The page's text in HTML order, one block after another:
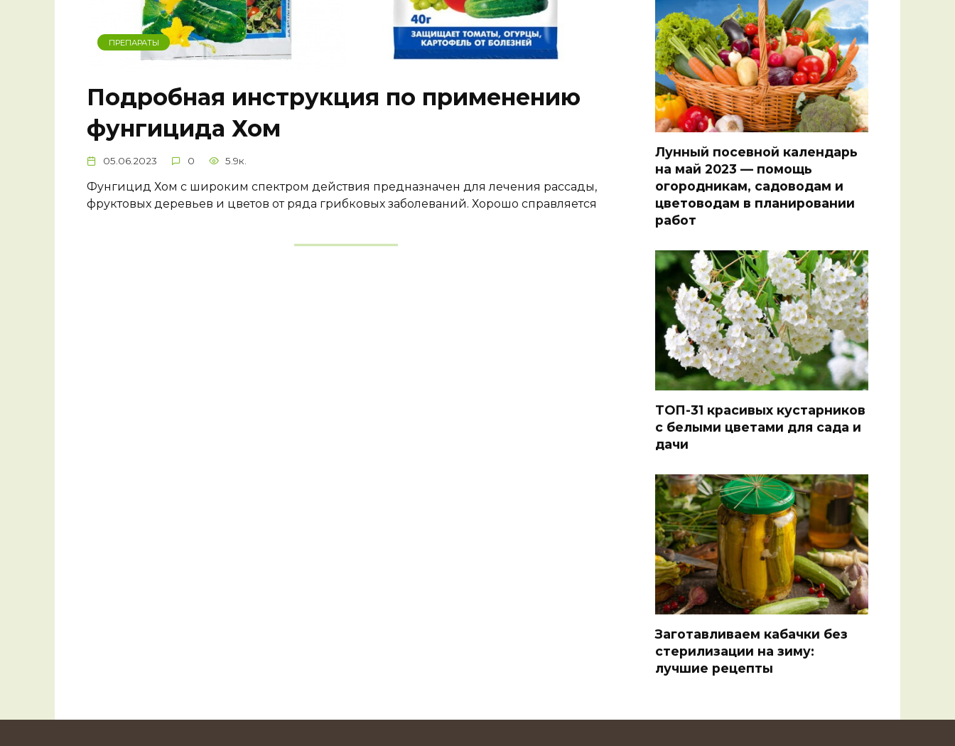
ПРЕПАРАТЫ
Подробная инструкция по применению
фунгицида Хом
05.06.2023 0 5.9к.
Фунгицид Хом с широким спектром действия предназначен для лечения рассады,
фруктовых деревьев и цветов от ряда грибковых заболеваний. Хорошо справляется
Лунный посевной календарь
на май 2023 — помощь
огородникам, садоводам и
цветоводам в планировании
работ
ТОП-31 красивых кустарников
с белыми цветами для сада и
дачи
Заготавливаем кабачки без
стерилизации на зиму:
лучшие рецепты